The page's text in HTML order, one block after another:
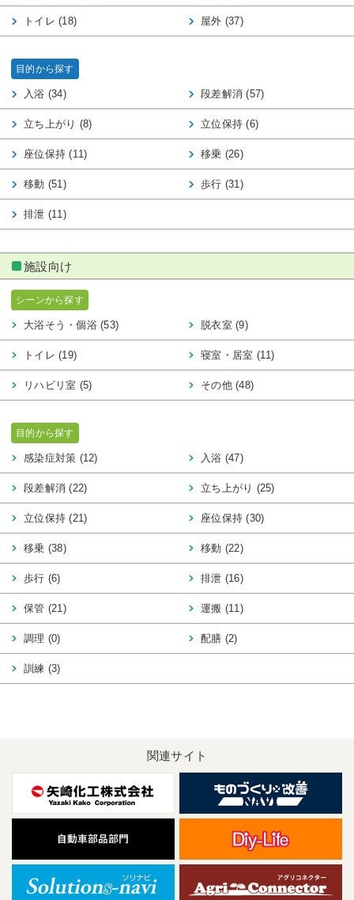
トイレ (18) 屋外 (37)
目的から探す
入浴 (34) 段差解消 (57)
立ち上がり (8) 立位保持 (6)
座位保持 (11) 移乗 (26)
移動 (51) 歩行 (31)
排泄 (11)
施設向け
シーンから探す
大浴そう・個浴 (53) 脱衣室 (9)
トイレ (19) 寝室・居室 (11)
リハビリ室 (5) その他 (48)
目的から探す
感染症対策 (12) 入浴 (47)
段差解消 (22) 立ち上がり (25)
立位保持 (21) 座位保持 (30)
移乗 (38) 移動 (22)
歩行 (6) 排泄 (16)
保管 (21) 運搬 (11)
調理 (0) 配膳 (2)
訓練 (3)
関連サイト